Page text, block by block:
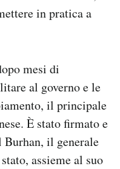
in pratica a
mesi di
al governo e le
il principale
È stato firmato e
Burhan, il generale
assieme al suo